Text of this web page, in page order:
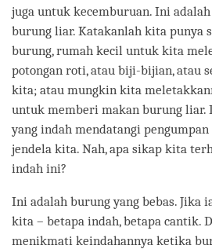
juga untuk kecemburuan. Ini
burung liar. Katakanlah kita punya
burung, rumah kecil untuk kita
potongan roti, atau biji-bijian, atau
kita; atau mungkin kita
untuk memberi makan burung liar.
yang indah mendatangi
jendela kita. Nah, apa sikap kita
indah ini?
Ini adalah burung yang bebas. Jika
kita – betapa indah, betapa cantik.
menikmati keindahannya ketika